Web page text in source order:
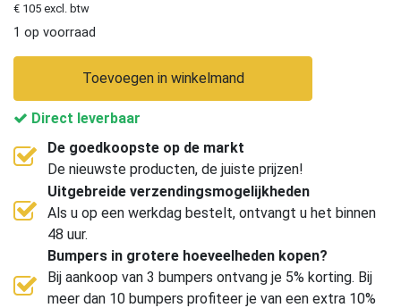
€ 105 excl. btw
1 op voorraad
Toevoegen in winkelmand
Direct leverbaar
De goedkoopste op de markt
De nieuwste producten, de juiste prijzen!
Uitgebreide verzendingsmogelijkheden
Als u op een werkdag bestelt, ontvangt u het binnen
48 uur.
Bumpers in grotere hoeveelheden kopen?
Bij aankoop van 3 bumpers ontvang je 5% korting. Bij
meer dan 10 bumpers profiteer je van een extra 10%